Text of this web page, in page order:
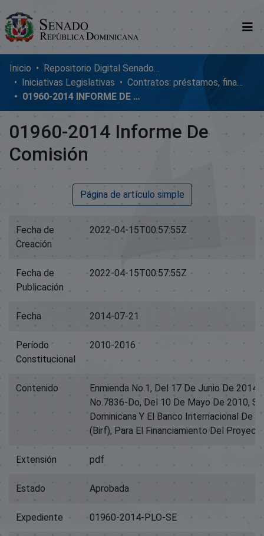
Comunidades
Glosario
Nosotros
Inicio
Repositorio Digital SenadoRD
Iniciativas Legislativas
Contratos: préstamos, financiamientos, ejecución y adendum
01960-2014 INFORME DE COMISIÓN
01960-2014 Informe De
Comisión
Página de artículo simple
Fecha de
Creación
2022-04-15T00:57:55Z
Fecha de
Publicación
2022-04-15T00:57:55Z
Fecha 2014-07-21
Período
Constitucional
2010-2016
Contenido
Enmienda No.1, Del 17 De Junio De
No.7836-Do, Del 10 De Mayo De 2010,
Dominicana Y El Banco Internacional De
(Birf), Para El Financiamiento Del
Extensión pdf
Estado Aprobada
Expediente 01960-2014-PLO-SE